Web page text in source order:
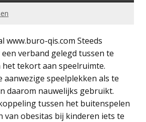
www.buro-qis.com Steeds
verband gelegd tussen te
tekort aan speelruimte.
aanwezige speelplekken als te
daarom nauwelijks gebruikt.
tussen het buitenspelen
van obesitas bij kinderen iets te